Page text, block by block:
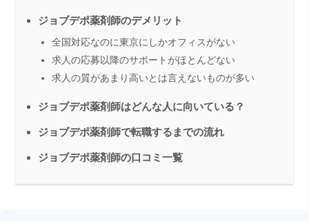
ジョブデポ薬剤師のデメリット
全国対応なのに東京にしかオフィスがない
求人の応募以降のサポートがほとんどない
求人の質があまり高いとは言えないものが多い
ジョブデポ薬剤師はどんな人に向いている？
ジョブデポ薬剤師で転職するまでの流れ
ジョブデポ薬剤師の口コミ一覧